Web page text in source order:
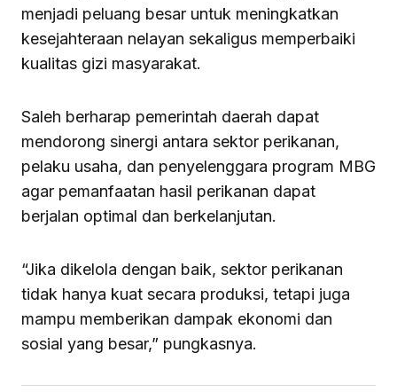
menjadi peluang besar untuk meningkatkan
kesejahteraan nelayan sekaligus memperbaiki
kualitas gizi masyarakat.
Saleh berharap pemerintah daerah dapat
mendorong sinergi antara sektor perikanan,
pelaku usaha, dan penyelenggara program MBG
agar pemanfaatan hasil perikanan dapat
berjalan optimal dan berkelanjutan.
“Jika dikelola dengan baik, sektor perikanan
tidak hanya kuat secara produksi, tetapi juga
mampu memberikan dampak ekonomi dan
sosial yang besar,” pungkasnya.